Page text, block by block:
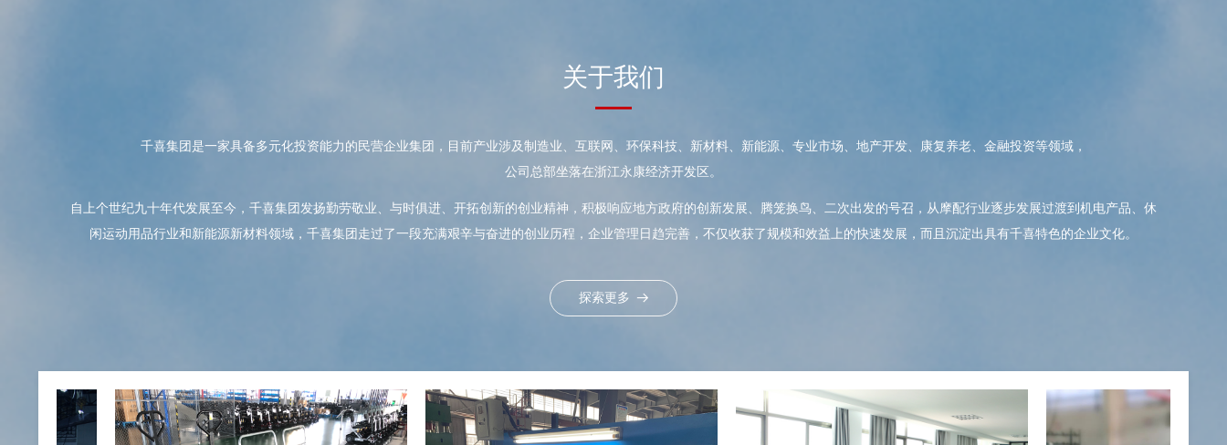
关于我们
千喜集团是一家具备多元化投资能力的民营企业集团，目前产业涉及制造业、互联网、环保科技、新材料、新能源、专业市场、地产开发、康复养老、金融投资等领域，
公司总部坐落在浙江永康经济开发区。
自上个世纪九十年代发展至今，千喜集团发扬勤劳敬业、与时俱进、开拓创新的创业精神，积极响应地方政府的创新发展、腾笼换鸟、二次出发的号召，从摩配行业逐步发展过渡到机电产品、休
闲运动用品行业和新能源新材料领域，千喜集团走过了一段充满艰辛与奋进的创业历程，企业管理日趋完善，不仅收获了规模和效益上的快速发展，而且沉淀出具有千喜特色的企业文化。
探索更多 뀠